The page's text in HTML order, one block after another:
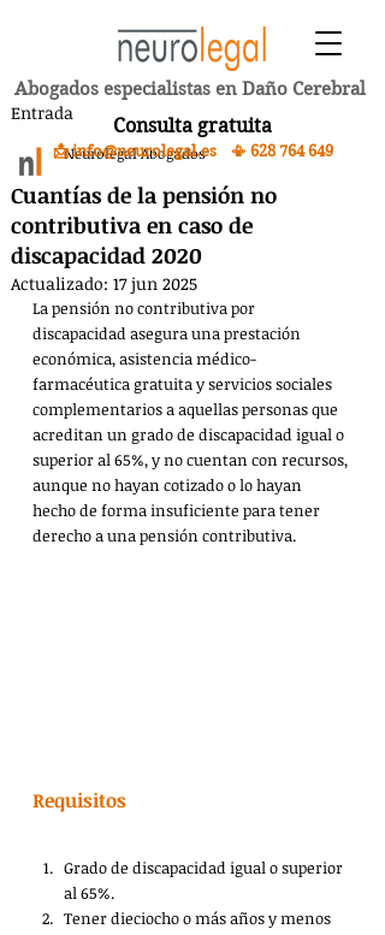
Abogados especialistas en Daño Cerebral
Consulta gratuita
📩 info@neurolegal.es 📳 628 764 649
Entrada
Cuantías de la pensión no
contributiva en caso de
discapacidad 2020
Neurolegal Abogados
Actualizado: 17 jun 2025
La pensión no contributiva por
discapacidad asegura una prestación
económica, asistencia médico-
farmacéutica gratuita y servicios sociales
complementarios a aquellas personas que
acreditan un grado de discapacidad igual o
superior al 65%, y no cuentan con recursos,
aunque no hayan cotizado o lo hayan
hecho de forma insuficiente para tener
derecho a una pensión contributiva.
Requisitos
Grado de discapacidad igual o superior
al 65%.
Tener dieciocho o más años y menos